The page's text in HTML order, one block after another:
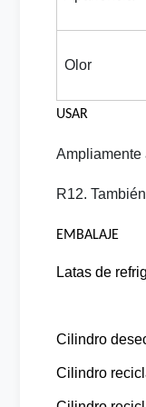
Olor
USAR
Ampliamente
R12.
EMBALAJE
Latas de
Cilindro
Cilindro